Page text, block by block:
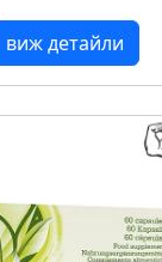
виж детайли